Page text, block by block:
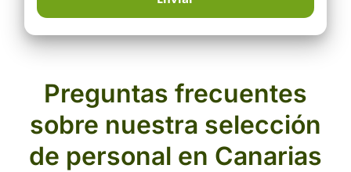
Preguntas frecuentes
sobre nuestra selección
de personal en Canarias